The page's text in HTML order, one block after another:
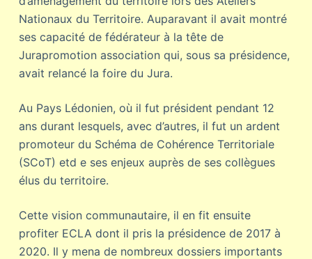
Nationaux du Territoire. Auparavant il avait montré
ses capacité de fédérateur à la tête de
Jurapromotion association qui, sous sa présidence,
avait relancé la foire du Jura.
Au Pays Lédonien, où il fut président pendant 12
ans durant lesquels, avec d’autres, il fut un ardent
promoteur du Schéma de Cohérence Territoriale
(SCoT) etd e ses enjeux auprès de ses collègues
élus du territoire.
Cette vision communautaire, il en fit ensuite
profiter ECLA dont il pris la présidence de 2017 à
2020. Il y mena de nombreux dossiers importants